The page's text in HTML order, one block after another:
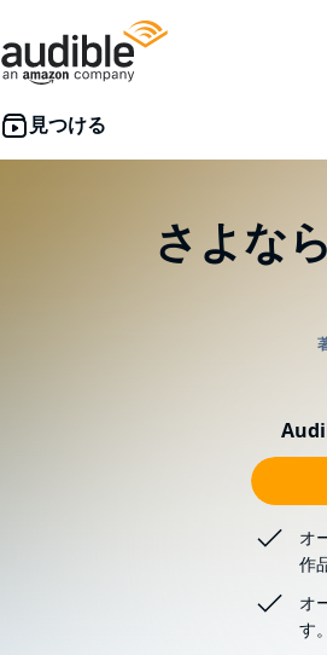
さよな
オ
作
オ
す。